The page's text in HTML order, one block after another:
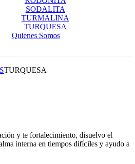
SODALITA
TURMALINA
TURQUESA
Quienes Somos
TURQUESA
y te fortalecimiento, disuelvo el
interna en tiempos difíciles y ayudo a